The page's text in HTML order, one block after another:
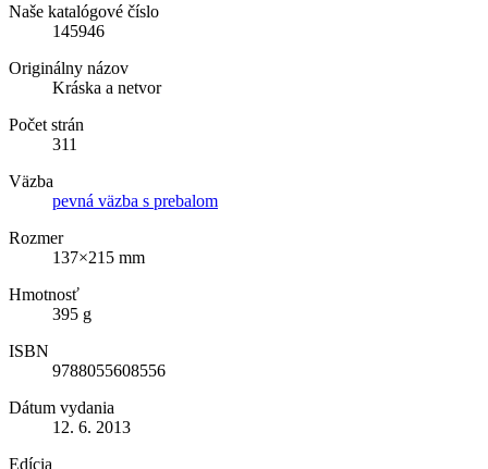
Naše katalógové číslo
145946
Originálny názov
Kráska a netvor
Počet strán
311
Väzba
pevná väzba s prebalom
Rozmer
137×215 mm
Hmotnosť
395 g
ISBN
9788055608556
Dátum vydania
12. 6. 2013
Edícia